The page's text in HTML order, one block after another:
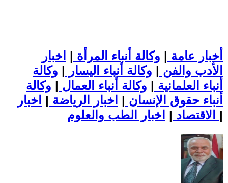
أخبار عامة | وكالة أنباء المرأة | اخبار
الأدب والفن | وكالة أنباء اليسار | وكالة
أنباء العلمانية | وكالة أنباء العمال | وكالة
أنباء حقوق الإنسان | اخبار الرياضة | اخبار
الاقتصاد | |